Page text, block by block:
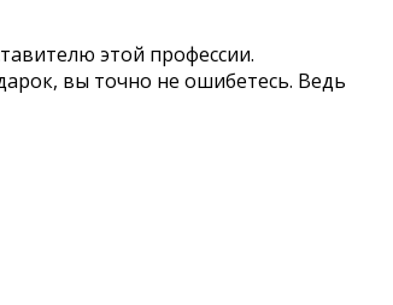
этой профессии.
вы точно не ошибетесь. Ведь